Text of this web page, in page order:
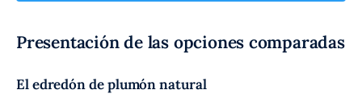
Presentación de las opciones comparadas
El edredón de plumón natural